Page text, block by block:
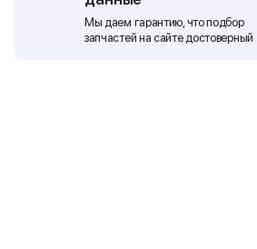
Мы даем гарантию, что подбор
запчастей на сайте достоверный